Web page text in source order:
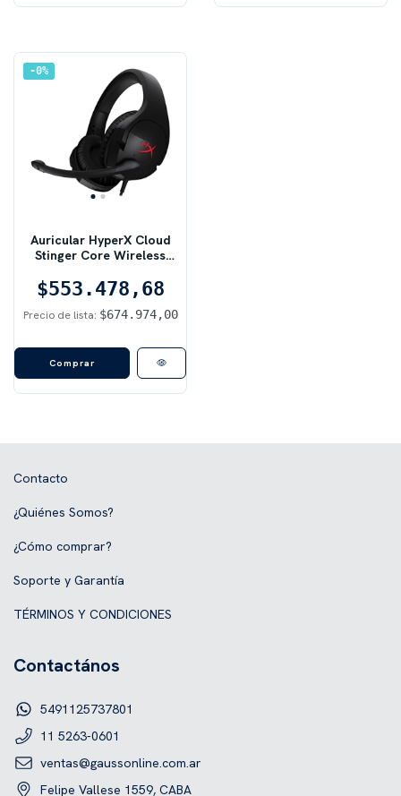
0%
Auricular HyperX Cloud
Stinger Core Wireless
Negro
$553.478,68
Precio de lista: $674.974,00
Contacto
¿Quiénes Somos?
¿Cómo comprar?
Soporte y Garantía
TÉRMINOS Y CONDICIONES
Contactános
5491125737801
11 5263-0601
ventas@gaussonline.com.ar
Felipe Vallese 1559, CABA